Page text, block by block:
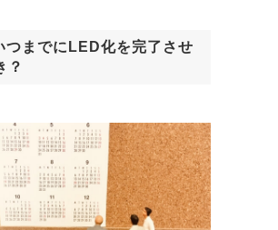
つまでにLED化を完了させ
？